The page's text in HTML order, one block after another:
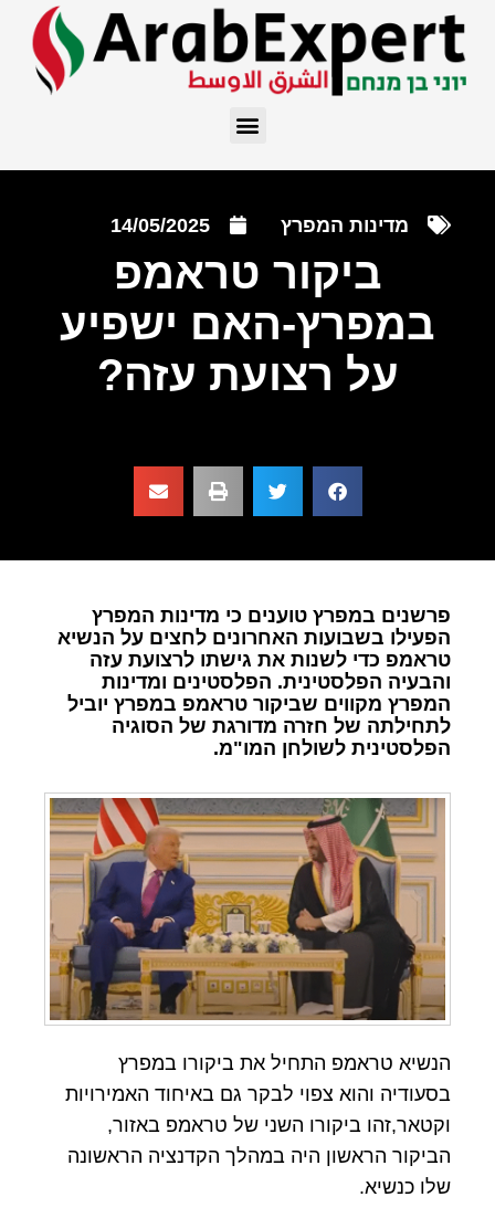
מדינות המפרץ 14/05/2025
ביקור טראמפ
במפרץ-האם ישפיע
על רצועת עזה?
פרשנים במפרץ טוענים כי מדינות המפרץ
הפעילו בשבועות האחרונים לחצים על הנשיא
טראמפ כדי לשנות את גישתו לרצועת עזה
והבעיה הפלסטינית. הפלסטינים ומדינות
המפרץ מקווים שביקור טראמפ במפרץ יוביל
לתחילתה של חזרה מדורגת של הסוגיה
הפלסטינית לשולחן המו"מ.
הנשיא טראמפ התחיל את ביקורו במפרץ
בסעודיה והוא צפוי לבקר גם באיחוד האמירויות
וקטאר,זהו ביקורו השני של טראמפ באזור,
הביקור הראשון היה במהלך הקדנציה הראשונה
שלו כנשיא.